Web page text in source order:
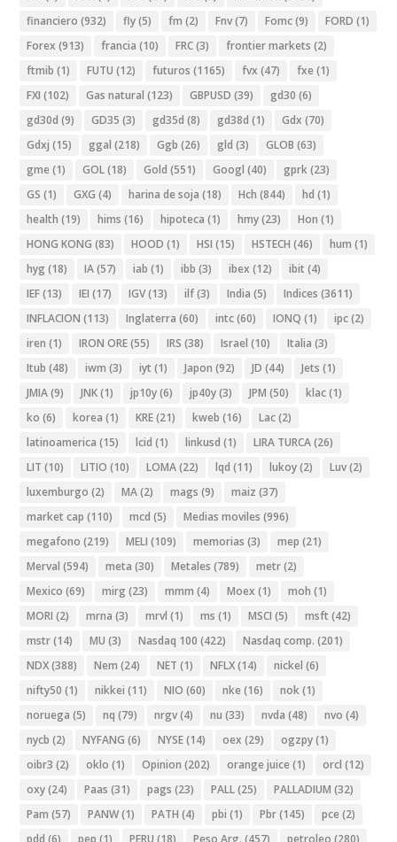
financiero (932) fly(5) fm (2) Fnv(7) Fomc(9) FORD (1)
Forex (913) francia (10) FRC(3) frontier markets (2)
ftmib (1) FUTU (12) futuros (1165) fvx (47) fxe (1)
FXI (102) Gas natural (123) GBPUSD (39) gd30 (6)
gd30d (9) GD35 (3) gd35d (8) gd38d (1) Gdx (70)
Gdxj (15) ggal (218) Ggb (26) gld (3) GLOB (63)
gme (1) GOL(18) Gold (551) Googl (40) gprk(23)
GS (1) GXG (4) harina de soja (18) Hch (844) hd (1)
health (19) hims (16) hipoteca (1) hmy(23) Hon (1)
HONG KONG (83) HOOD (1) HSI (15) HSTECH (46) hum (1)
hyg (18) IA(57) iab (1) ibb (3) ibex (12) ibit (4)
IEF(13) IEI (17) IGV(13) ilf(3) India (5) Indices (3611)
INFLACION (113) Inglaterra (60) intc(60) IONQ (1) ipc(2)
iren (1) IRON ORE(55) IRS (38) Israel (10) Italia (3)
Itub (48) iwm (3) iyt (1) Japon (92) JD (44) Jets (1)
JMIA(9) JNK(1) jp10y(6) jp40y(3) JPM (50) klac(1)
ko (6) korea (1) KRE(21) kweb (16) Lac(2)
latinoamerica (15) lcid (1) linkusd (1) LIRA TURCA(26)
LIT (10) LITIO (10) LOMA(22) lqd (11) lukoy(2) Luv(2)
luxemburgo (2) MA(2) mags (9) maiz (37)
market cap (110) mcd (5) Medias moviles (996)
megafono (219) MELI (109) memorias (3) mep (21)
Merval (594) meta (30) Metales (789) metr(2)
Mexico (69) mirg (23) mmm (4) Moex (1) moh (1)
MORI (2) mrna (3) mrvl (1) ms (1) MSCI (5) msft (42)
mstr(14) MU (3) Nasdaq 100 (422) Nasdaq comp. (201)
NDX(388) Nem (24) NET (1) NFLX(14) nickel (6)
nifty50 (1) nikkei (11) NIO (60) nke (16) nok(1)
noruega (5) nq (79) nrgv(4) nu (33) nvda (48) nvo (4)
nycb (2) NYFANG (6) NYSE(14) oex (29) ogzpy(1)
oibr3 (2) oklo (1) Opinion (202) orange juice (1) orcl (12)
oxy(24) Paas (31) pags (23) PALL(25) PALLADIUM (32)
Pam (57) PANW(1) PATH (4) pbi (1) Pbr(145) pce (2)
pdd (6) pep (1) PERU (18) Peso Arg. (457) petroleo (280)